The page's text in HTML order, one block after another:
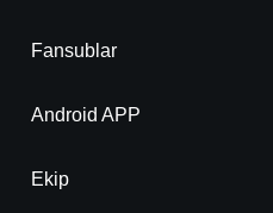
Fansublar
Android APP
Ekip